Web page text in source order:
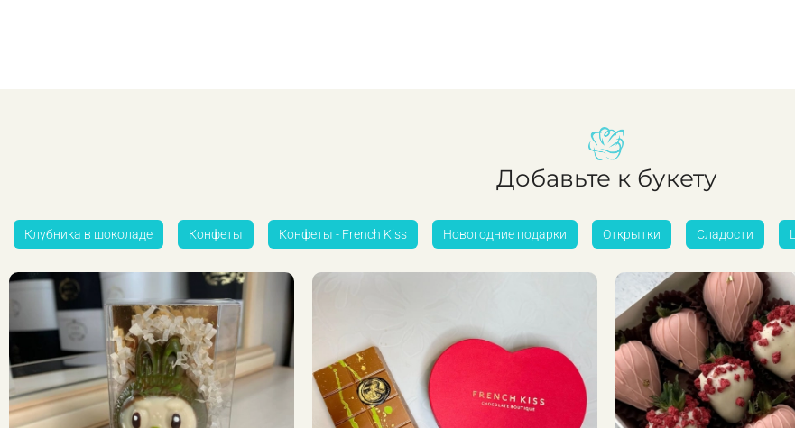
Добавьте к букету
Клубника в шоколаде Конфеты Конфеты - French Kiss Новогодние подарки Открытки Сладости